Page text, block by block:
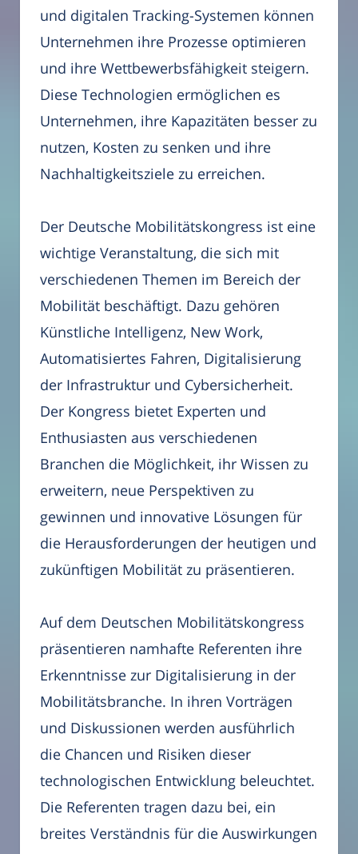
und digitalen Tracking-Systemen können
Unternehmen ihre Prozesse optimieren
und ihre Wettbewerbsfähigkeit steigern.
Diese Technologien ermöglichen es
Unternehmen, ihre Kapazitäten besser zu
nutzen, Kosten zu senken und ihre
Nachhaltigkeitsziele zu erreichen.
Der Deutsche Mobilitätskongress ist eine
wichtige Veranstaltung, die sich mit
verschiedenen Themen im Bereich der
Mobilität beschäftigt. Dazu gehören
Künstliche Intelligenz, New Work,
Automatisiertes Fahren, Digitalisierung
der Infrastruktur und Cybersicherheit.
Der Kongress bietet Experten und
Enthusiasten aus verschiedenen
Branchen die Möglichkeit, ihr Wissen zu
erweitern, neue Perspektiven zu
gewinnen und innovative Lösungen für
die Herausforderungen der heutigen und
zukünftigen Mobilität zu präsentieren.
Auf dem Deutschen Mobilitätskongress
präsentieren namhafte Referenten ihre
Erkenntnisse zur Digitalisierung in der
Mobilitätsbranche. In ihren Vorträgen
und Diskussionen werden ausführlich
die Chancen und Risiken dieser
technologischen Entwicklung beleuchtet.
Die Referenten tragen dazu bei, ein
breites Verständnis für die Auswirkungen